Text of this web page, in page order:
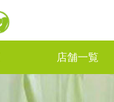
店舗一覧